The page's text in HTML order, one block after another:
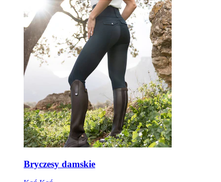
Bryczesy damskie